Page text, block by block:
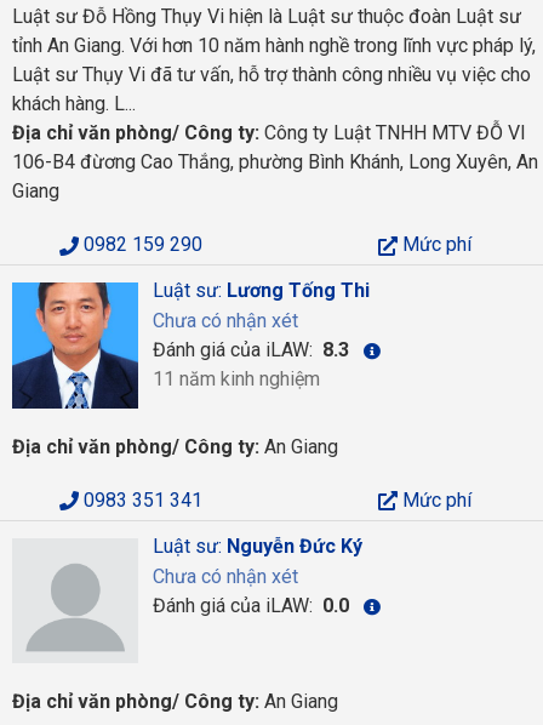
Luật sư Đỗ Hồng Thụy Vi hiện là Luật sư thuộc đoàn Luật sư
tỉnh An Giang. Với hơn 10 năm hành nghề trong lĩnh vực pháp lý,
Luật sư Thụy Vi đã tư vấn, hỗ trợ thành công nhiều vụ việc cho
khách hàng. L...
Địa chỉ văn phòng/ Công ty: Công ty Luật TNHH MTV ĐỖ VI
106-B4 đừơng Cao Thắng, phường Bình Khánh, Long Xuyên, An
Giang
0982 159 290
Mức phí
Luật sư: Lương Tống Thi
Chưa có nhận xét
Đánh giá của iLAW: 8.3
11 năm kinh nghiệm
Địa chỉ văn phòng/ Công ty: An Giang
0983 351 341
Mức phí
Luật sư: Nguyễn Đức Ký
Chưa có nhận xét
Đánh giá của iLAW: 0.0
Địa chỉ văn phòng/ Công ty: An Giang